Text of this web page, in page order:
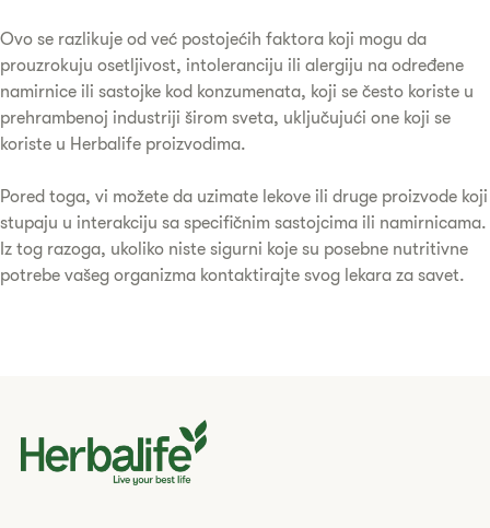
Ovo se razlikuje od već postojećih faktora koji mogu da
prouzrokuju osetljivost, intoleranciju ili alergiju na određene
namirnice ili sastojke kod konzumenata, koji se često koriste u
prehrambenoj industriji širom sveta, uključujući one koji se
koriste u Herbalife proizvodima.
Pored toga, vi možete da uzimate lekove ili druge proizvode koji
stupaju u interakciju sa specifičnim sastojcima ili namirnicama.
Iz tog razoga, ukoliko niste sigurni koje su posebne nutritivne
potrebe vašeg organizma kontaktirajte svog lekara za savet.